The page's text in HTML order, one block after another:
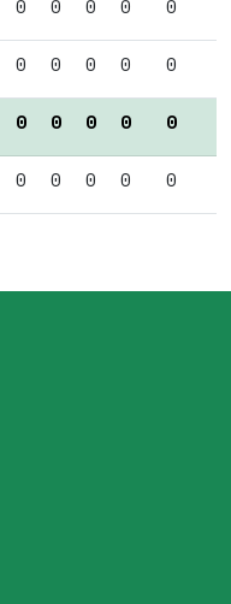
0 0 0 0 0
0 0 0 0 0
0 0 0 0 0
0 0 0 0 0